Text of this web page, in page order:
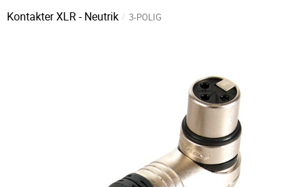
KontakterXLR - Neutrik 3-POLIG